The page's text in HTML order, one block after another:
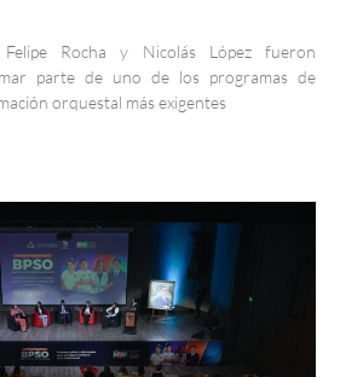
Rocha y Nicolás López fueron
parte de uno de los programas de
orquestal más exigentes